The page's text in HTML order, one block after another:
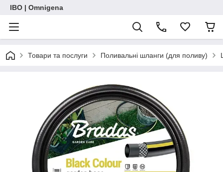
IBO | Omnigena
Товари та послуги Поливальні шланги (для поливу)